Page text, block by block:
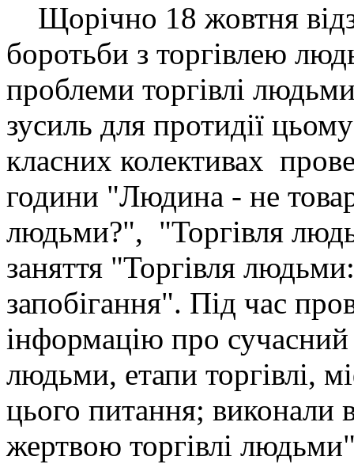
Щорічно 18 жовтня
боротьби з торгівлею
проблеми торгівлі
зусиль для протидії
класних колективах
години "Людина - не
людьми?", "Торгівля
заняття "Торгівля
запобігання". Під час
інформацію про
людьми, етапи торгівлі,
цього питання; виконали
жертвою торгівлі